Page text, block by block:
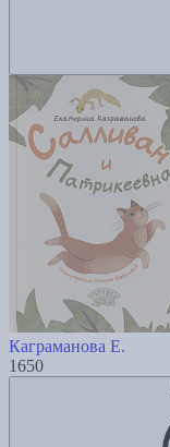
Каграманова Е.
1650